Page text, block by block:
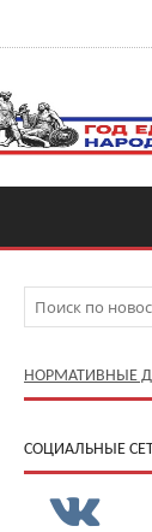
НОРМАТИВНЫЕ
CОЦИАЛЬНЫЕ